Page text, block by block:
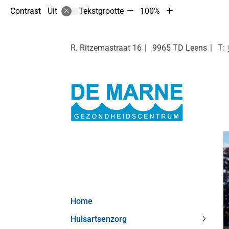
Contrast Uit Tekstgrootte Tekst
10%
100%
Tekst
10%
R. Ritzemastraat 16 9965 TD Leens
Home
Huisartsenzorg